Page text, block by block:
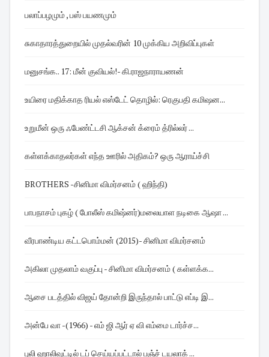
பலாப்பழமும் , பஸ் பயணமும்
சுகாதாரத்துறையில் முதல்வரின் 10 முக்கிய அறிவிப்புகள்
மனுசங்க.. 17: மீன் குவியல்!- கி.ராஜநாராயணன்
உயிரை மதிக்காத ரியல் எஸ்டேட் தொழில்: ரெகுபதி கமிஷன...
உறுமீன் ஒரு ஃபேண்ட்டசி ஆக்சன் க்ரைம் த்ரில்லர் ...
கள்ளக்காதலர்கள் எந்த ஊரில் அதிகம்? ஒரு ஆராய்ச்சி
BROTHERS -சினிமா விமர்சனம் ( ஹிந்தி)
பாபநாசம் புகழ் ( போலீஸ் கமிஷ்னர்)மலையாள நடிகை ஆஷா ...
வீரபாண்டிய கட்டபொம்மன் (2015)- சினிமா விமர்சனம்
அகிலா முதலாம் வகுப்பு - சினிமா விமர்சனம் ( கள்ளக்க...
ஆசை படத்தில் விஜய் தோன்றி இருந்தால் பாட்டு எப்டி இ...
அன்பே வா -(1966) - எம் ஜி ஆர் ஏ வி எம்மை டார்ச்ச...
புலி ஹாலிவுட்டில் டப் செய்யப்பட்டால் பஞ்ச் டயலாக் ...